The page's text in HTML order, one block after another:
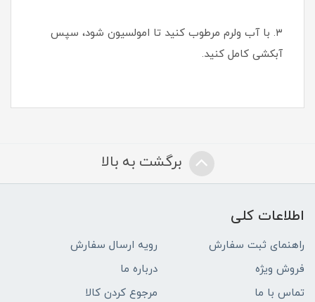
۳. با آب ولرم مرطوب کنید تا امولسیون شود، سپس
آبکشی کامل کنید.
برگشت به بالا
اطلاعات کلی
راهنمای ثبت سفارش
رویه ارسال سفارش
فروش ویژه
درباره ما
تماس با ما
مرجوع کردن کالا